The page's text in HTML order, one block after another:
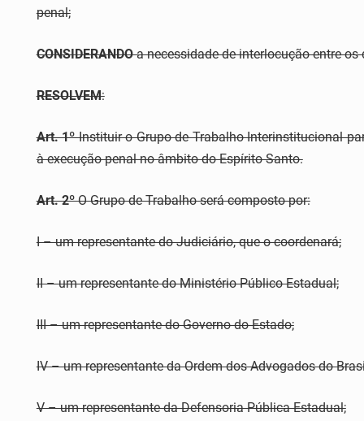
penal;
CONSIDERANDOa necessidade de interlocução entre
RESOLVEM:
Art. 1ºInstituir o Grupo de Trabalho Interinstitucional
à execução penal no âmbito do Espírito Santo.
Art. 2ºO Grupo de Trabalho será composto por:
I – um representante do Judiciário, que o coordenará;
II – um representante do Ministério Público Estadual;
III – um representante do Governo do Estado;
IV – um representante da Ordem dos Advogados do
V – um representante da Defensoria Pública Estadual;